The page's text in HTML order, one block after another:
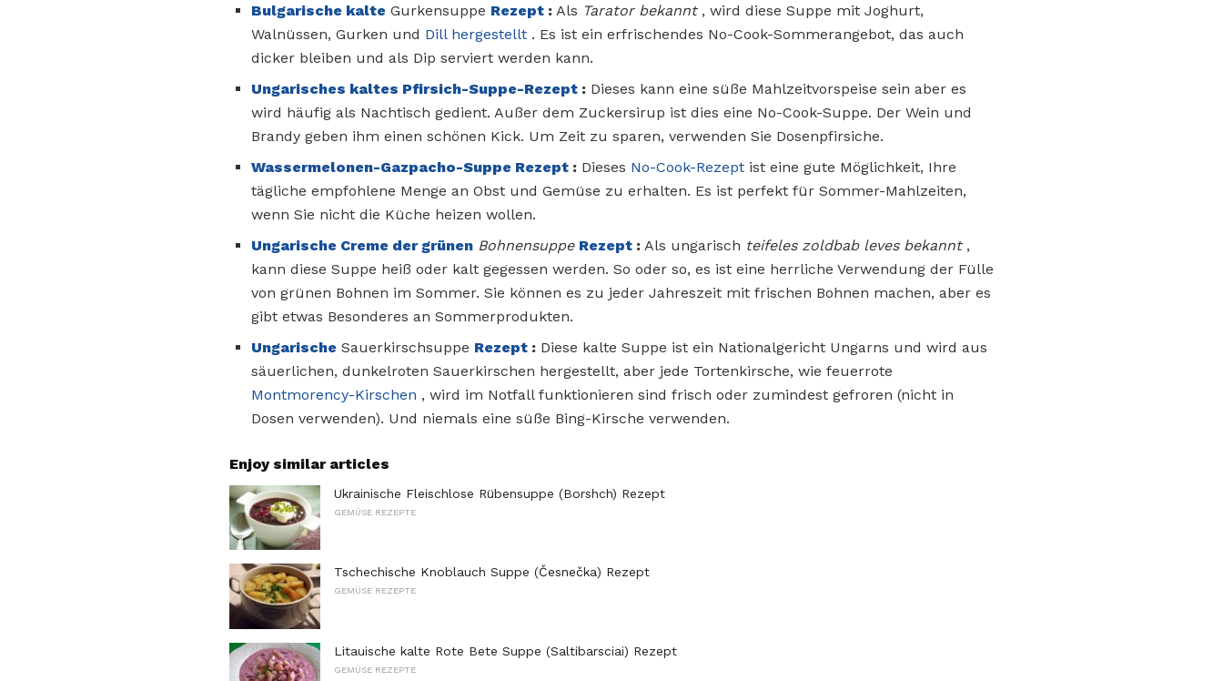
Bulgarische kalte Gurkensuppe Rezept : Als Tarator bekannt, wird diese Suppe mit Joghurt,
Walnüssen, Gurken und Dill hergestellt . Es ist ein erfrischendes No-Cook-Sommerangebot, das auch
dicker bleiben und als Dip serviert werden kann.
Ungarisches kaltes Pfirsich-Suppe-Rezept : Dieses kann eine süße Mahlzeitvorspeise sein aber es
wird häufig als Nachtisch gedient. Außer dem Zuckersirup ist dies eine No-Cook-Suppe. Der Wein und
Brandy geben ihm einen schönen Kick. Um Zeit zu sparen, verwenden Sie Dosenpfirsiche.
Wassermelonen-Gazpacho-Suppe Rezept : Dieses No-Cook-Rezept ist eine gute Möglichkeit, Ihre
tägliche empfohlene Menge an Obst und Gemüse zu erhalten. Es ist perfekt für Sommer-Mahlzeiten,
wenn Sie nicht die Küche heizen wollen.
Ungarische Creme der grünen Bohnensuppe Rezept : Als ungarisch teifeles zoldbab leves bekannt,
kann diese Suppe heiß oder kalt gegessen werden. So oder so, es ist eine herrliche Verwendung der Fülle
von grünen Bohnen im Sommer. Sie können es zu jeder Jahreszeit mit frischen Bohnen machen, aber es
gibt etwas Besonderes an Sommerprodukten.
Ungarische Sauerkirschsuppe Rezept : Diese kalte Suppe ist ein Nationalgericht Ungarns und wird aus
säuerlichen, dunkelroten Sauerkirschen hergestellt, aber jede Tortenkirsche, wie feuerrote
Montmorency-Kirschen , wird im Notfall funktionieren sind frisch oder zumindest gefroren (nicht in
Dosen verwenden). Und niemals eine süße Bing-Kirsche verwenden.
Enjoy similar articles
Ukrainische Fleischlose Rübensuppe (Borshch) Rezept
GEMÜSE REZEPTE
Tschechische Knoblauch Suppe (Česnečka) Rezept
GEMÜSE REZEPTE
Litauische kalte Rote Bete Suppe (Saltibarsciai) Rezept
GEMÜSE REZEPTE